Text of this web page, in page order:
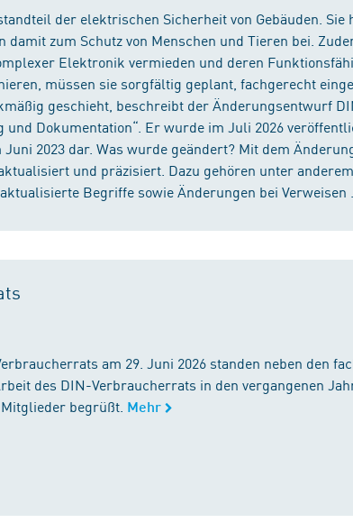
der elektrischen Sicherheit von Gebäuden. Sie
zum Schutz von Menschen und Tieren bei.
Elektronik vermieden und deren
müssen sie sorgfältig geplant, fachgerecht
geschieht, beschreibt der Änderungsentwurf
und Dokumentation“. Er wurde im Juli 2026
2023 dar. Was wurde geändert? Mit dem
und präzisiert. Dazu gehören unter anderem
Begriffe sowie Änderungen bei Verweisen
am 29. Juni 2026 standen neben den
des DIN-Verbraucherrats in den vergangenen
begrüßt. Mehr